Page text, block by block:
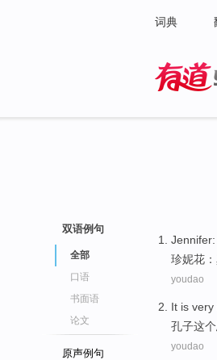
词典
双语例句
全部
口语
书面语
论文
原声例句
Jennifer:
珍妮花 ：
youdao
It is very
孔子这个
youdao